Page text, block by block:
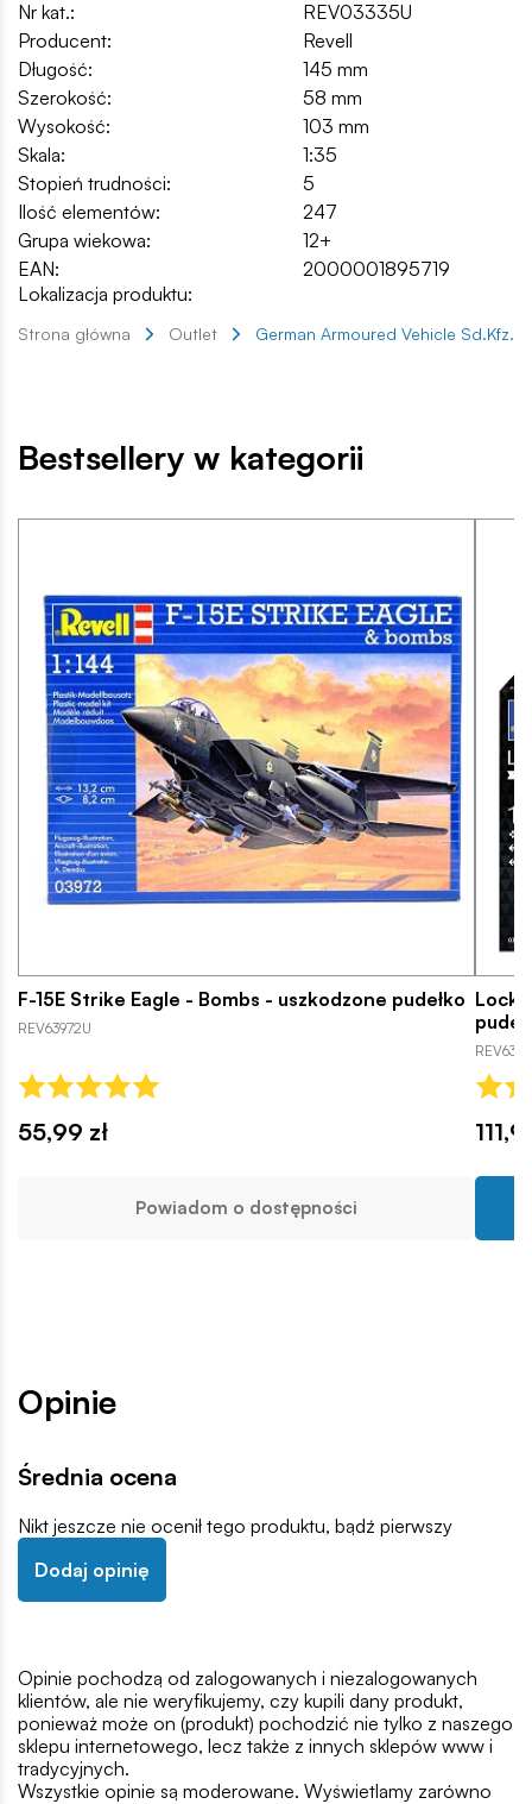
Nr kat.:
REV03335U
Producent:
Revell
Długość:
145 mm
Szerokość:
58 mm
Wysokość:
103 mm
Skala:
1:35
Stopień trudności:
5
Ilość elementów:
247
Grupa wiekowa:
12+
EAN:
2000001895719
Lokalizacja produktu:
Strona główna Outlet German Armoured Vehicle
Bestsellery w kategorii
F-15E Strike Eagle - Bombs - uszkodzone pudełko
REV63972U
55,99 zł
Powiadom o dostępności
Opinie
Średnia ocena
Nikt jeszcze nie ocenił tego produktu, bądź pierwszy
Dodaj opinię
Opinie pochodzą od zalogowanych i niezalogowanych
klientów, ale nie weryfikujemy, czy kupili dany produkt,
ponieważ może on (produkt) pochodzić nie tylko z naszego
sklepu internetowego, lecz także z innych sklepów www i
tradycyjnych.
Wszystkie opinie są moderowane. Wyświetlamy zarówno